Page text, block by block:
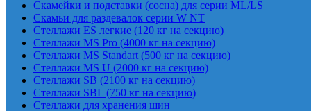
Скамейки и подставки (сосна) для серии ML/LS
Скамьи для раздевалок серии W NT
Стеллажи ES легкие (120 кг на секцию)
Стеллажи MS Pro (4000 кг на секцию)
Стеллажи MS Standart (500 кг на секцию)
Стеллажи MS U (2000 кг на секцию)
Стеллажи SB (2100 кг на секцию)
Стеллажи SBL (750 кг на секцию)
Стеллажи для хранения шин